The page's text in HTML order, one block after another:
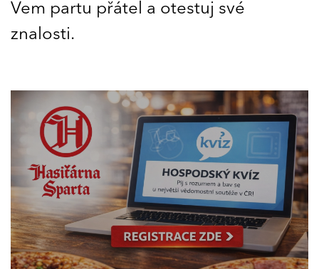
Vem partu přátel a otestuj své
znalosti.